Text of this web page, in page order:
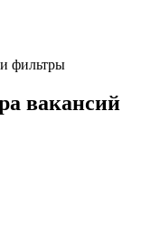
фильтры
вакансий